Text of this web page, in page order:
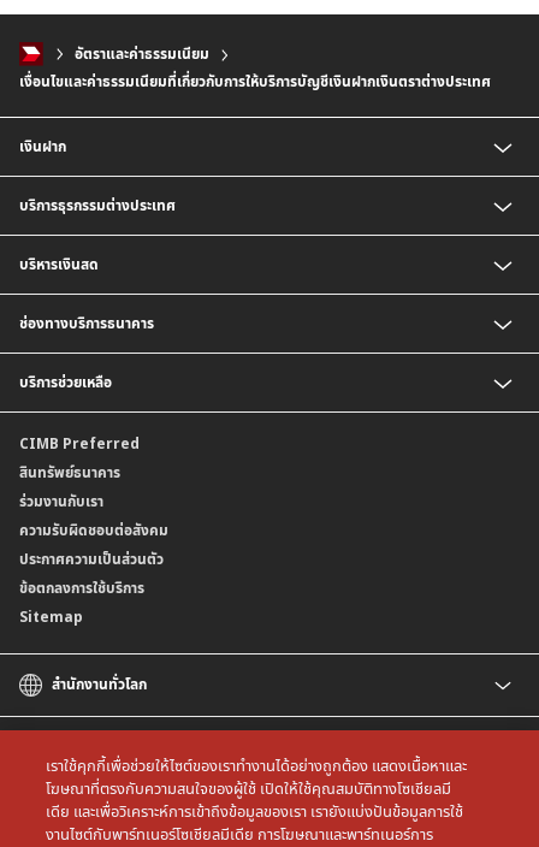
อัตราและค่าธรรมเนียม
เงื่อนไขและค่าธรรมเนียมที่เกี่ยวกับการให้บริการบัญชีเงินฝากเงินตราต่างประเทศ
เงินฝาก
เงินฝากกระแสรายวัน
เงินฝากเพื่อบริหารจัดการเงินสด (Cash Management Savings)
เงินฝาก Corporate Super Savings
เงินฝากประจำ
บัญชี CIMB Biz Account
เงินฝากเงินตราต่างประเทศ
เงินฝากสกุลมาเลเซียริงกิต
บัญชีเงินฝาก CIMB Biz US Dollar
บริการธุรกรรมต่างประเทศ
บริการเพื่อธุรกิจส่งออก
บริการออกหนังสือค้ำประกัน
บริหารเงินสด
บริการรับชำระเงิน
ช่องทางบริการธนาคาร
พร้อมเพย์นิติบุคคล
บริการช่วยเหลือ
สาขาธนาคาร
ข้อมูลคุณภาพการให้บริการ
CIMB Preferred
สินทรัพย์ธนาคาร
ร่วมงานกับเรา
ความรับผิดชอบต่อสังคม
ประกาศความเป็นส่วนตัว
ข้อตกลงการใช้บริการ
Sitemap
สำนักงานทั่วโลก
CIMB Islamic
CIMB Bank (MY)
CIMB Bank (SG)
CIMB Bank (KH)
All rights reserved. Copyright © 2026 CIMB THAI Bank
เราใช้คุกกี้เพื่อช่วยให้ไซต์ของเราทำงานได้อย่างถูกต้อง แสดงเนื้อหาและ
โฆษณาที่ตรงกับความสนใจของผู้ใช้ เปิดให้ใช้คุณสมบัติทางโซเชียลมี
เดีย และเพื่อวิเคราะห์การเข้าถึงข้อมูลของเรา เรายังแบ่งปันข้อมูลการใช้
งานไซต์กับพาร์ทเนอร์โซเชียลมีเดีย การโฆษณาและพาร์ทเนอร์การ